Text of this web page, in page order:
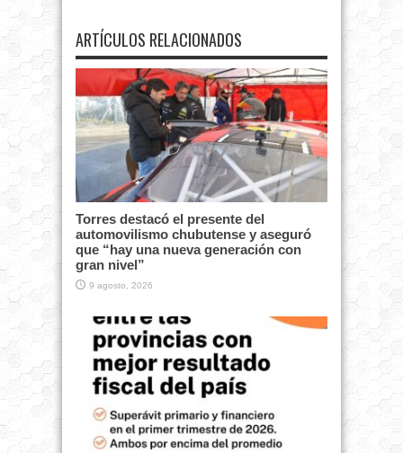
ARTÍCULOS RELACIONADOS
Torres destacó el presente del
automovilismo chubutense y aseguró
que “hay una nueva generación con
gran nivel”
9 agosto, 2026